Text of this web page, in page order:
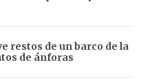
restos de un barco de la
de ánforas